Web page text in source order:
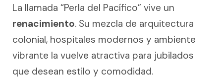
La llamada “Perla del Pacífico” vive un
renacimiento. Su mezcla de arquitectura
colonial, hospitales modernos y ambiente
vibrante la vuelve atractiva para jubilados
que desean estilo y comodidad.